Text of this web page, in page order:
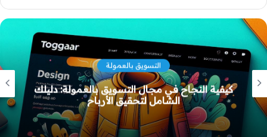
التسويق بالعمولة
التسويق بالعمولة في مصر: التحديات وحلول
الذكاء الصناعي لتحسين الأداء